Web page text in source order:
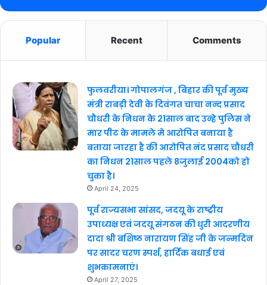
Popular Recent Comments
फुलवरीया। गोपालगंज , बिहार की पूर्व मुख्य
मंत्री राबड़ी देवी के दिवंगत चाचा नन्द प्रसाद
चौधरी के निधन के 21साल बाद उन्हे पुलिस ने
मार पीट के मामले मे आरोपित बनाया है
बताया जारहा है की आरोपित नंद प्रसाद चौधरी
का निधन 21साल पहले 8जुलाई 2004को हो
चुका है।
April 24, 2025
पूर्व राज्यसभा सांसद, जदयू के राष्ट्रीय
उपाध्यक्ष एवं जदयू संगठन की धुरी आदरणीय
दादा श्री बशिष्ठ नारायण सिंह जी के जन्मदिन
पर सादर चरण स्पर्श, हार्दिक बधाई एवं
शुभकामनाएं।
April 27, 2025